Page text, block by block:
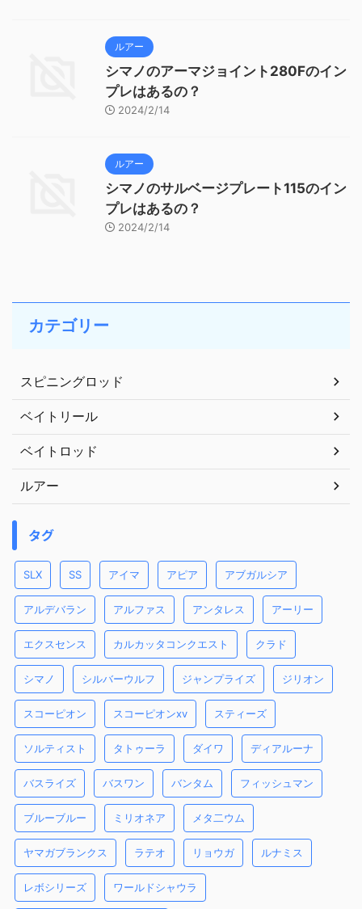
ルアー
シマノのアーマジョイント280Fのイン
プレはあるの？
2024/2/14
ルアー
シマノのサルベージプレート115のイン
プレはあるの？
2024/2/14
カテゴリー
スピニングロッド
ベイトリール
ベイトロッド
ルアー
タグ
SLX SS アイマ アピア アブガルシア
アルデバラン アルファス アンタレス アーリー
エクスセンス カルカッタコンクエスト クラド
シマノ シルバーウルフ ジャンプライズ ジリオン
スコーピオン スコーピオンxv スティーズ
ソルティスト タトゥーラ ダイワ ディアルーナ
バスライズ バスワン バンタム フィッシュマン
ブルーブルー ミリオネア メタ二ウム
ヤマガブランクス ラテオ リョウガ ルナミス
レボシリーズ ワールドシャウラ